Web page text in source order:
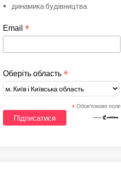
динамика будівництва
Email*
Оберіть область*
* Обов'язкове поле